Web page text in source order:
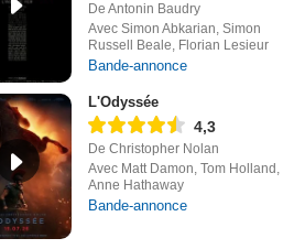
De Antonin Baudry
Avec Simon Abkarian, Simon
Russell Beale, Florian Lesieur
Bande-annonce
L'Odyssée
4,3
De Christopher Nolan
Avec Matt Damon, Tom Holland,
Anne Hathaway
Bande-annonce